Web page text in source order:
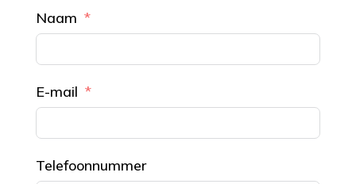
Naam
E-mail
Telefoonnummer